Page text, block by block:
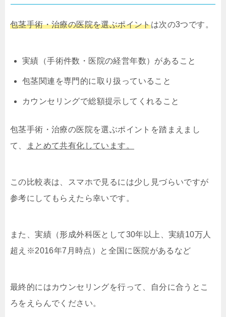
包茎手術・治療の医院を選ぶポイントは次の3つです。
実績（手術件数・医院の経営年数）があること
包茎関連を専門的に取り扱っていること
カウンセリングで総額提示してくれること
包茎手術・治療の医院を選ぶポイントを踏まえまし
て、
まとめて共有化しています。
この比較表は、スマホで見るには少し見づらいですが
参考にしてもらえたら幸いです。
また、実績（形成外科医として30年以上、実績10万人
超え※2016年7月時点）と全国に医院があるなど
最終的にはカウンセリングを行って、自分に合うとこ
ろをえらんでください。